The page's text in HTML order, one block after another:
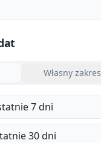
Własny zakres
7 dni
30 dni